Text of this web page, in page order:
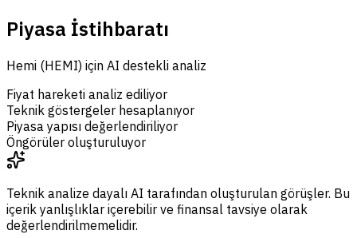
Piyasa İstihbaratı
Hemi (HEMI) için AI destekli analiz
Fiyat hareketi analiz ediliyor
Teknik göstergeler hesaplanıyor
Piyasa yapısı değerlendiriliyor
Öngörüler oluşturuluyor
Teknik analize dayalı AI tarafından oluşturulan görüşler. Bu
içerik yanlışlıklar içerebilir ve finansal tavsiye olarak
değerlendirilmemelidir.